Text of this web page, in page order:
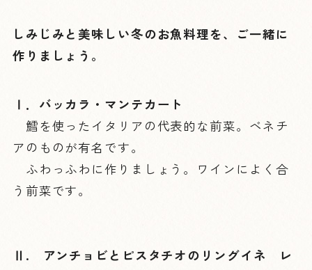
しみじみと美味しい冬のお魚料理を、ご一緒に
作りましょう。
Ⅰ．バッカラ・マンテカート
鱈を使ったイタリアの代表的な前菜。ベネチ
アのものが有名です。
ふわっふわに作りましょう。ワインによく合
う前菜です。
Ⅱ. アンチョビとピスタチオのリングイネ レ